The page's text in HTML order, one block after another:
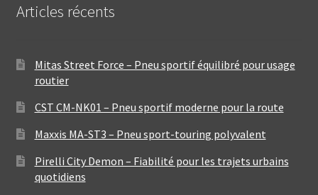
Articles récents
Mitas Street Force – Pneu sportif équilibré pour usage
routier
CST CM-NK01 – Pneu sportif moderne pour la route
Maxxis MA-ST3 – Pneu sport-touring polyvalent
Pirelli City Demon – Fiabilité pour les trajets urbains
quotidiens